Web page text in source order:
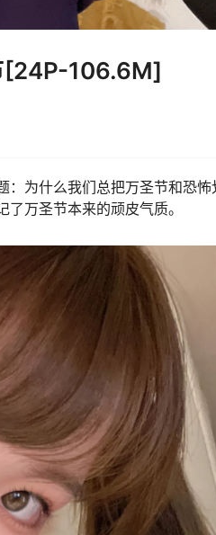
[24P-106.6M]
为什么我们总把万圣节和恐怖
万圣节本来的顽皮气质。